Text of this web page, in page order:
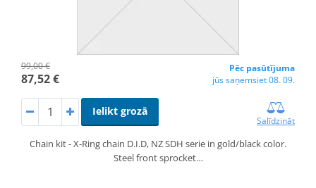
99,00 €
87,52 €
Pēc pasūtījuma
jūs saņemsiet 08. 09.
Ielikt grozā
Salīdzināt
Chain kit - X-Ring chain D.I.D, NZ SDH serie in gold/black color.
Steel front sprocket…